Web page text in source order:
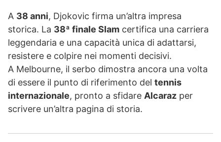
A 38 anni, Djokovic firma un’altra impresa
storica. La 38ª finale Slam certifica una carriera
leggendaria e una capacità unica di adattarsi,
resistere e colpire nei momenti decisivi.
A Melbourne, il serbo dimostra ancora una volta
di essere il punto di riferimento del tennis
internazionale, pronto a sfidare Alcaraz per
scrivere un’altra pagina di storia.